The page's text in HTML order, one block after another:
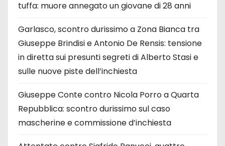
tuffa: muore annegato un giovane di 28 anni
Garlasco, scontro durissimo a Zona Bianca tra
Giuseppe Brindisi e Antonio De Rensis: tensione
in diretta sui presunti segreti di Alberto Stasi e
sulle nuove piste dell’inchiesta
Giuseppe Conte contro Nicola Porro a Quarta
Repubblica: scontro durissimo sul caso
mascherine e commissione d’inchiesta